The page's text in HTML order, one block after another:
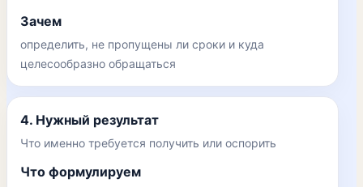
Зачем
определить, не пропущены ли сроки и куда
целесообразно обращаться
4. Нужный результат
Что именно требуется получить или оспорить
Что формулируем